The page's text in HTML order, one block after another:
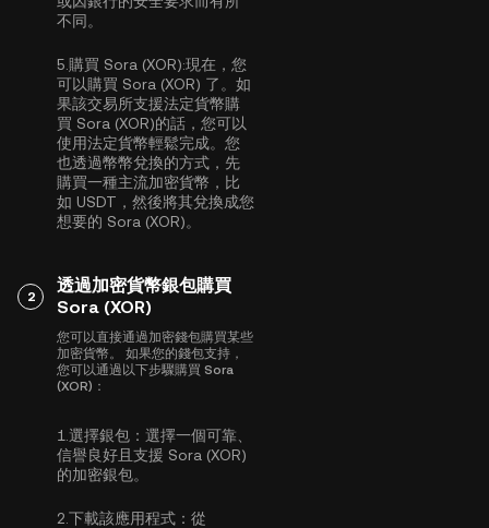
不同。
5. 購買 Sora (XOR):現在，您
可以購買 Sora (XOR) 了。如
果該交易所支援法定貨幣購
買 Sora (XOR)的話，您可以
使用法定貨幣輕鬆完成。您
也透過幣幣兌換的方式，先
購買一種主流加密貨幣，比
如 USDT ，然後將其兌換成您
想要的 Sora (XOR)。
2
透過加密貨幣銀包購買
Sora (XOR)
您可以直接通過加密錢包購買某些
加密貨幣。 如果您的錢包支持，
您可以通過以下步驟購買 Sora
(XOR)：
1. 選擇銀包： 選擇一個可靠、
信譽良好且支援 Sora (XOR)
的加密銀包。
2. 下載該應用程式： 從